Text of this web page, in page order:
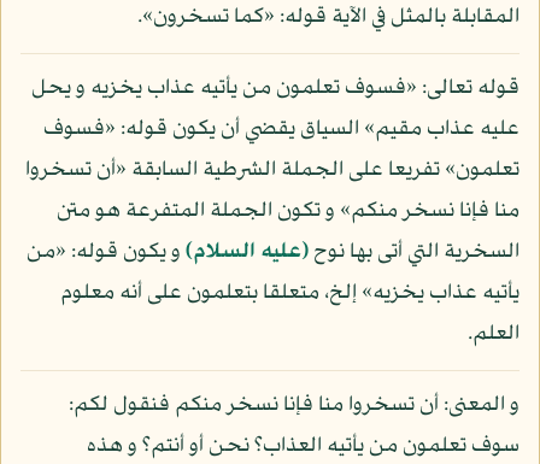
المقابلة بالمثل في الآية قوله: «كما تسخرون».
قوله تعالى: «فسوف تعلمون من يأتيه عذاب يخزيه و يحل
عليه عذاب مقيم» السياق يقضي أن يكون قوله: «فسوف
تعلمون» تفريعا على الجملة الشرطية السابقة «أن تسخروا
منا فإنا نسخر منكم» و تكون الجملة المتفرعة هو متن
السخرية التي أتى بها نوح(عليه السلام)و يكون قوله: «من
يأتيه عذاب يخزيه» إلخ، متعلقا بتعلمون على أنه معلوم
العلم.
و المعنى: أن تسخروا منا فإنا نسخر منكم فنقول لكم:
سوف تعلمون من يأتيه العذاب؟ نحن أو أنتم؟ و هذه